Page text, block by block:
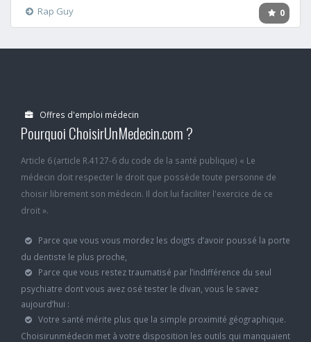
0
Rap Guy
Offres d'emploi médecin
Pourquoi ChoisirUnMedecin.com ?
Article 6 (article R.4127-6 du code de la santé publique) « Le
médecin doit respecter le droit que possède toute personne de
choisir librement son médecin. Il doit lui faciliter l'exercice de ce
droit ».
Parce que vous vous mordez les doigts d’avoir poussé la porte
du dentiste le plus proche,
Parce que vous restez traumatisé par l’indifférence du seul
psychiatre dont vous avez osé tester le divan, vous le savez
aujourd’hui :
Votre santé mérite plus que la simple proximité géographique.
Choisirunmédecin met à votre disposition les outils qui manquaient